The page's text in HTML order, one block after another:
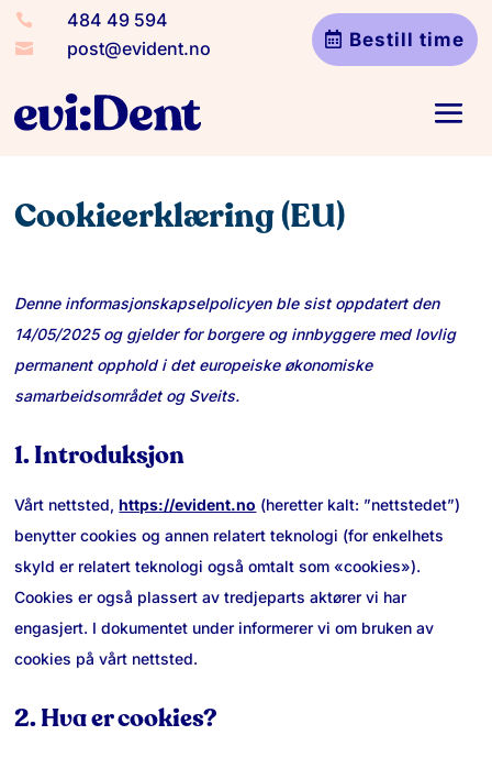
 484 49 594
 post@evident.no Bestill time
 484 49 594
 post@evident.no Bestill time
Cookieerklæring (EU)
Denne informasjonskapselpolicyen ble sist oppdatert den
14/05/2025 og gjelder for borgere og innbyggere med lovlig
permanent opphold i det europeiske økonomiske
samarbeidsområdet og Sveits.
1. Introduksjon
Vårt nettsted,https://evident.no (heretter kalt: ”nettstedet”)
benytter cookies og annen relatert teknologi (for enkelhets
skyld er relatert teknologi også omtalt som «cookies»).
Cookies er også plassert av tredjeparts aktører vi har
engasjert. I dokumentet under informerer vi om bruken av
cookies på vårt nettsted.
2. Hva er cookies?